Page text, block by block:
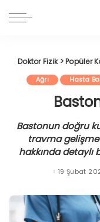
Doktor Fizik>Popüler
Ağrı Hasta
Bastonun doğru
travma gelişme
hakkında detaylı
19 Şubat